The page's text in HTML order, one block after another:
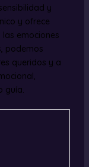
y
y ofrece
emociones
podemos
queridos y a
guía.